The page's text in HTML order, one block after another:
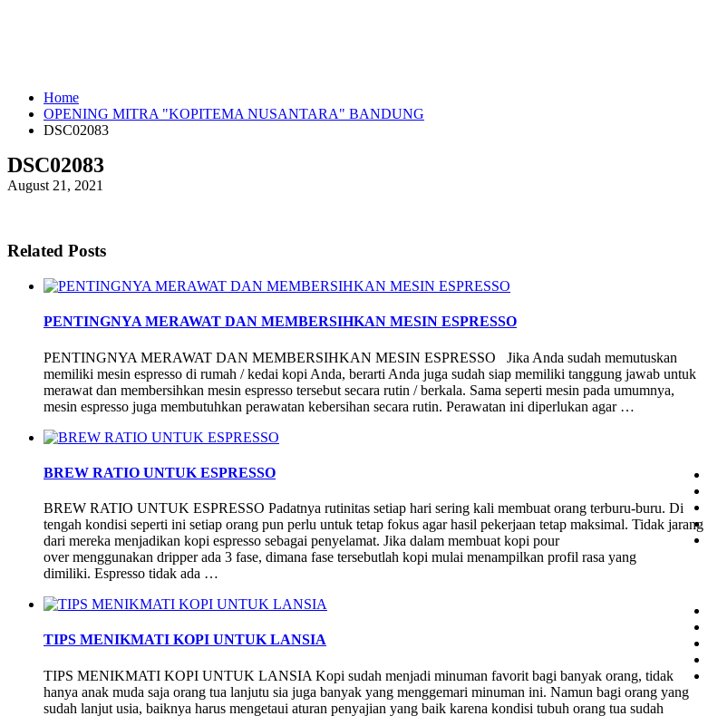
Home
OPENING MITRA "KOPITEMA NUSANTARA" BANDUNG
DSC02083
DSC02083
August 21, 2021
Related Posts
PENTINGNYA MERAWAT DAN MEMBERSIHKAN MESIN ESPRESSO
PENTINGNYA MERAWAT DAN MEMBERSIHKAN MESIN ESPRESSO Jika Anda sudah memutuskan
memiliki mesin espresso di rumah / kedai kopi Anda, berarti Anda juga sudah siap memiliki tanggung jawab untuk
merawat dan membersihkan mesin espresso tersebut secara rutin / berkala. Sama seperti mesin pada umumnya,
mesin espresso juga membutuhkan perawatan kebersihan secara rutin. Perawatan ini diperlukan agar …
BREW RATIO UNTUK ESPRESSO
BREW RATIO UNTUK ESPRESSO Padatnya rutinitas setiap hari sering kali membuat orang terburu-buru. Di
tengah kondisi seperti ini setiap orang pun perlu untuk tetap fokus agar hasil pekerjaan tetap maksimal. Tidak jarang
dari mereka menjadikan kopi espresso sebagai penyelamat. Jika dalam membuat kopi pour
over menggunakan dripper ada 3 fase, dimana fase tersebutlah kopi mulai menampilkan profil rasa yang
dimiliki. Espresso tidak ada …
TIPS MENIKMATI KOPI UNTUK LANSIA
TIPS MENIKMATI KOPI UNTUK LANSIA Kopi sudah menjadi minuman favorit bagi banyak orang, tidak
hanya anak muda saja orang tua lanjutu sia juga banyak yang menggemari minuman ini. Namun bagi orang yang
sudah lanjut usia, baiknya harus mengetaui aturan penyajian yang baik karena kondisi tubuh orang tua sudah